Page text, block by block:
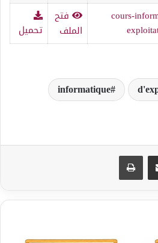
cours-
فتح
الملف
تحميل
informatique